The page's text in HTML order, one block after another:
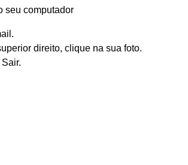
seu computador
direito, clique na sua foto.